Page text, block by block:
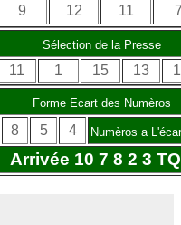
9 12 11
Sélection de la Presse
11 1 15 13
Forme Ecart des Numèros
8 5 4 Numèros a
Arrivée 10 7 8 2 3